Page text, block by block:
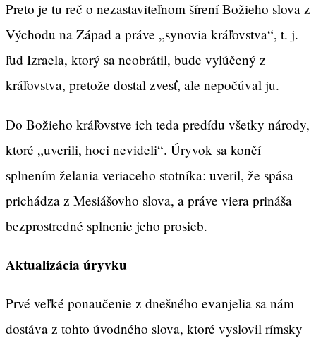
Preto je tu reč o nezastaviteľnom šírení Božieho slova z
Východu na Západ a práve „synovia kráľovstva“, t. j.
ľud Izraela, ktorý sa neobrátil, bude vylúčený z
kráľovstva, pretože dostal zvesť, ale nepočúval ju.
Do Božieho kráľovstve ich teda predídu všetky národy,
ktoré „uverili, hoci nevideli“. Úryvok sa končí
splnením želania veriaceho stotníka: uveril, že spása
prichádza z Mesiášovho slova, a práve viera prináša
bezprostredné splnenie jeho prosieb.
Aktualizácia úryvku
Prvé veľké ponaučenie z dnešného evanjelia sa nám
dostáva z tohto úvodného slova, ktoré vyslovil rímsky